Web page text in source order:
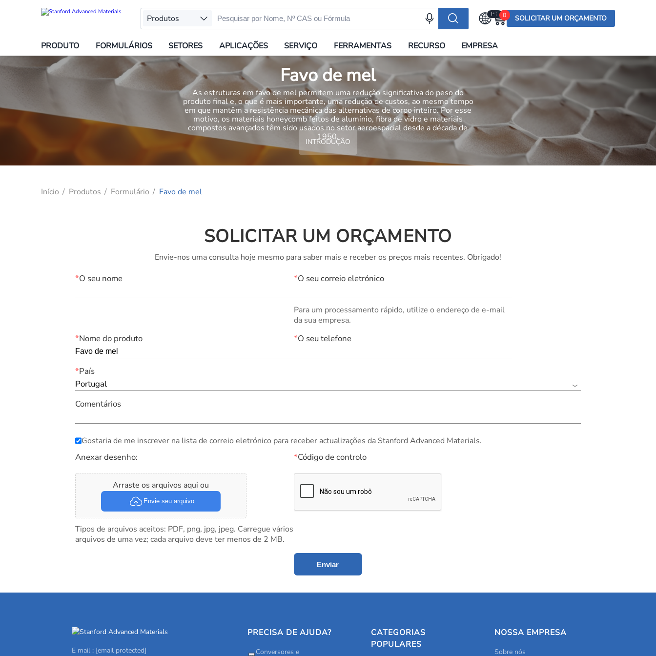
Produtos PT
English (US)
English (UK)
Española
Deutsch
Italiano
Русский
0 SOLICITAR UM ORÇAMENTO
PRODUTO FORMULÁRIOS SETORES APLICAÇÕES SERVIÇO FERRAMENTAS RECURSO EMPRESA
Favo de mel
As estruturas em favo de mel permitem uma redução significativa do peso do
produto final e, o que é mais importante, uma redução de custos, ao mesmo tempo
em que mantêm a resistência mecânica das alternativas de corpo inteiro. Por esse
motivo, os materiais honeycomb feitos de alumínio, fibra de vidro e materiais
compostos avançados têm sido usados no setor aeroespacial desde a década de
1950.
INTRODUÇÃO
Início Produtos Formulário Favo de mel
SOLICITAR UM ORÇAMENTO
Envie-nos uma consulta hoje mesmo para saber mais e receber os preços mais recentes. Obrigado!
*O seu nome *O seu correio eletrónico
Para um processamento rápido, utilize o endereço de e-mail
da sua empresa.
*Nome do produto *O seu telefone
*País
Portugal
Comentários
Gostaria de me inscrever na lista de correio eletrónico para receber actualizações da Stanford Advanced Materials.
Anexar desenho:
Arraste os arquivos aqui ou
Envie seu arquivo
*Código de controlo
Tipos de arquivos aceitos: PDF, png, jpg, jpeg. Carregue vários
arquivos de uma vez; cada arquivo deve ter menos de 2 MB.
Enviar
E mail : [email protected]
PRECISA DE AJUDA?
Conversores e
CATEGORIAS
POPULARES
NOSSA EMPRESA
Sobre nós